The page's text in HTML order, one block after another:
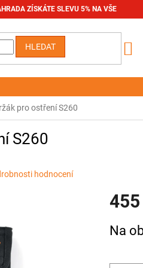
ZÍSKÁTE SLEVU 5% NA VŠE
HLEDAT
pro ostření S260
S260
hodnocení
cena:
Na